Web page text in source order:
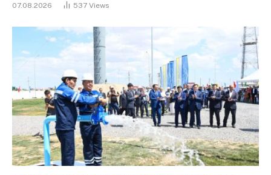
07.08.2026 537 Views